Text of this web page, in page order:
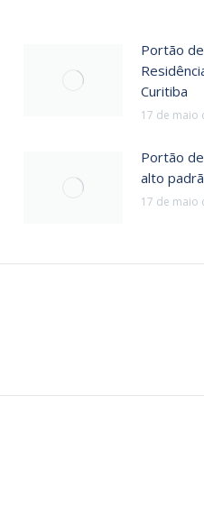
Portão
Curitiba
17 de maio
Portão
alto
17 de maio